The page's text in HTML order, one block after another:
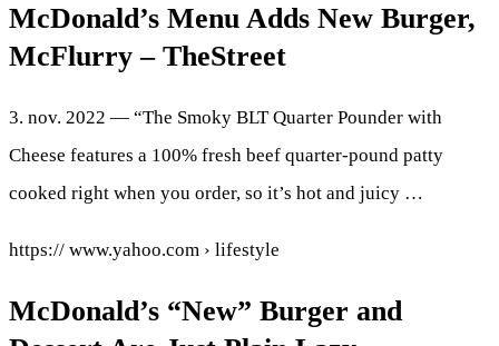
McDonald’s Menu Adds New Burger,
McFlurry – TheStreet
3. nov. 2022 — “The Smoky BLT Quarter Pounder with
Cheese features a 100% fresh beef quarter-pound patty
cooked right when you order, so it’s hot and juicy …
https:// www.yahoo.com › lifestyle
McDonald’s “New” Burger and